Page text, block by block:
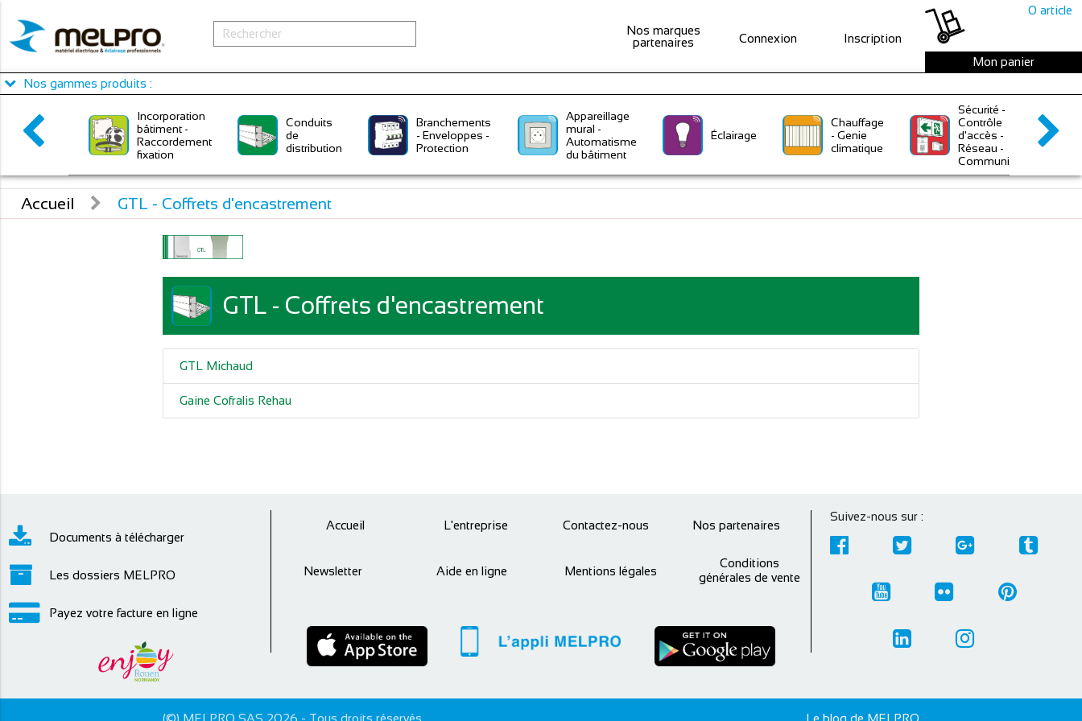
Nos marques
partenaires
Connexion
Inscription
Mon panier
0 article
Nos gammes produits :
Incorporation
bâtiment -
Raccordement
fixation
Conduits
de
distribution
Branchements
- Enveloppes -
Protection
Appareillage
mural -
Automatisme
du bâtiment
Éclairage
Chauffage
- Genie
climatique
Sécurité -
Contrôle
d'accès -
Réseau -
Communication
Accueil GTL - Coffrets d'encastrement
GTL - Coffrets d'encastrement
GTL Michaud
Gaine Cofralis Rehau
Documents à télécharger
Les dossiers MELPRO
Payez votre facture en ligne
Accueil L'entreprise Contactez-nous Nos partenaires
Newsletter Aide en ligne Mentions légales
Conditions
générales de vente
Suivez-nous sur :